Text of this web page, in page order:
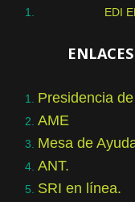
EDI
Presidencia
AME
Mesa de
ANT.
SRI en línea.